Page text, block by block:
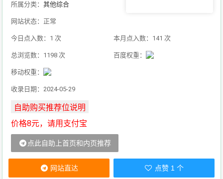
所属分类： 其他综合
网站状态：正常
今日点入数：1 次 本月点入数：141 次
总浏览数：1198 次 百度权重：
移动权重：
收录日期：2024-05-29
价格8元，请用支付宝
点此自助上首页和内页推荐
网站直达 点赞 1 个